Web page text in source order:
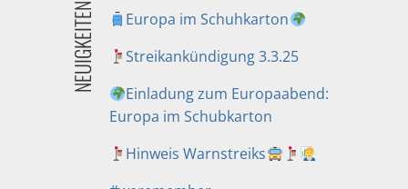
NEUIGKEITEN
Europa im Schuhkarton
Streikankündigung 3.3.25
Einladung zum Europaabend:
Europa im Schubkarton
Hinweis Warnstreiks